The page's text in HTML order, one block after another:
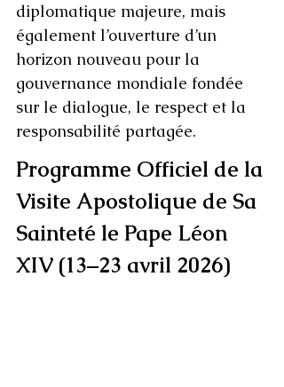
diplomatique majeure, mais
également l’ouverture d’un
horizon nouveau pour la
gouvernance mondiale fondée
sur le dialogue, le respect et la
responsabilité partagée.
Programme Officiel de la
Visite Apostolique de Sa
Sainteté le Pape Léon
XIV (13–23 avril 2026)